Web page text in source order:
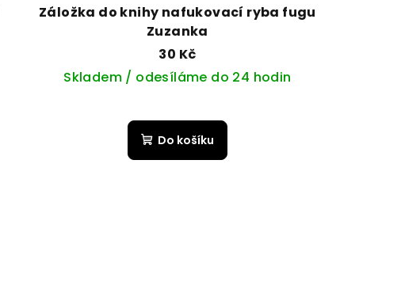
Záložka do knihy nafukovací ryba fugu
Zuzanka
30 Kč
Skladem / odesíláme do 24 hodin
Do košíku